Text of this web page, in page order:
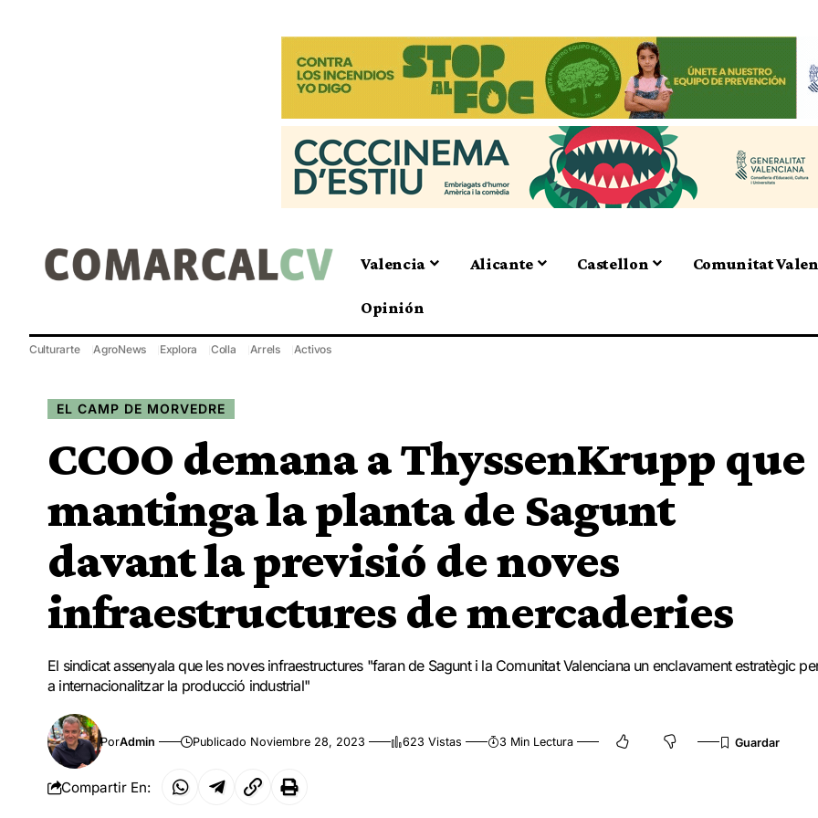
Valencia Alicante Castellon Comunitat
Opinión
Culturarte AgroNews Explora Colla Arrels Activos
EL CAMP DE MORVEDRE
CCOO demana a ThyssenKrupp que
mantinga la planta de Sagunt
davant la previsió de noves
infraestructures de mercaderies
El sindicat assenyala que les noves infraestructures "faran de Sagunt i la Comunitat Valenciana un enclavament estratègic
a internacionalitzar la producció industrial"
PorAdmin Publicado Noviembre 28, 2023 623 Vistas 3 Min Lectura
Compartir En: